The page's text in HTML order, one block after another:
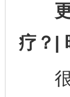
更
疗？|
很